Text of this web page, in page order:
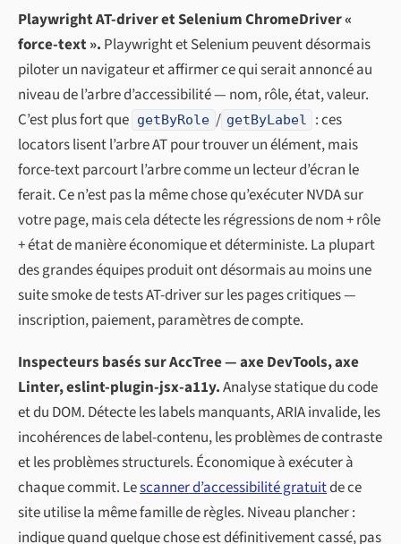
Playwright AT-driver et Selenium ChromeDriver «
force-text ». Playwright et Selenium peuvent désormais
piloter un navigateur et affirmer ce qui serait annoncé au
niveau de l’arbre d’accessibilité — nom, rôle, état, valeur.
C’est plus fort que getByRole / getByLabel
: ces
locators lisent l’arbre AT pour trouver un élément, mais
force-text parcourt l’arbre comme un lecteur d’écran le
ferait. Ce n’est pas la même chose qu’exécuter NVDA sur
votre page, mais cela détecte les régressions de nom + rôle
+ état de manière économique et déterministe. La plupart
des grandes équipes produit ont désormais au moins une
suite smoke de tests AT-driver sur les pages critiques —
inscription, paiement, paramètres de compte.
Inspecteurs basés sur AccTree — axe DevTools, axe
Linter, eslint-plugin-jsx-a11y.Analyse statique du code
et du DOM. Détecte les labels manquants, ARIA invalide, les
incohérences de label-contenu, les problèmes de contraste
et les problèmes structurels. Économique à exécuter à
chaque commit. Lescanner d’accessibilité gratuitde ce
site utilise la même famille de règles. Niveau plancher :
indique quand quelque chose est définitivement cassé, pas